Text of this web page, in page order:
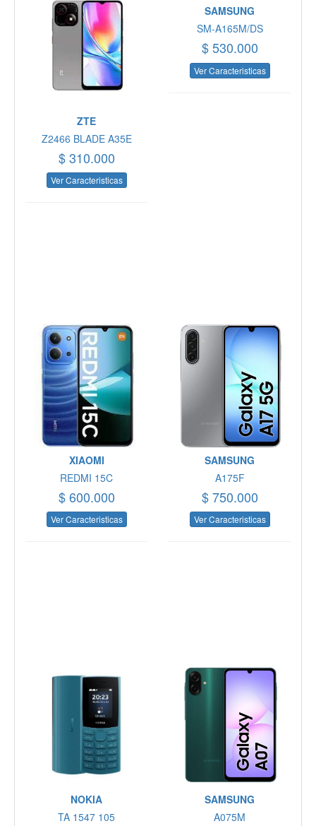
ZTE
Z2466 BLADE A35E
$ 310.000
Ver Caracteristicas
SAMSUNG
SM-A165M/DS
$ 530.000
Ver Caracteristicas
XIAOMI
REDMI 15C
$ 600.000
Ver Caracteristicas
SAMSUNG
A175F
$ 750.000
Ver Caracteristicas
NOKIA
TA 1547 105
SAMSUNG
A075M